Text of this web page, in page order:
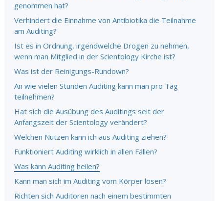
genommen hat?
Verhindert die Einnahme von Antibiotika die Teilnahme
am Auditing?
Ist es in Ordnung, irgendwelche Drogen zu nehmen,
wenn man Mitglied in der Scientology Kirche ist?
Was ist der Reinigungs-Rundown?
An wie vielen Stunden Auditing kann man pro Tag
teilnehmen?
Hat sich die Ausübung des Auditings seit der
Anfangszeit der Scientology verändert?
Welchen Nutzen kann ich aus Auditing ziehen?
Funktioniert Auditing wirklich in allen Fällen?
Was kann Auditing heilen?
Kann man sich im Auditing vom Körper lösen?
Richten sich Auditoren nach einem bestimmten